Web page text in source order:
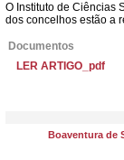
O Instituto de Ciências
dos concelhos estão a
Documentos
LER ARTIGO_pdf
Boaventura de